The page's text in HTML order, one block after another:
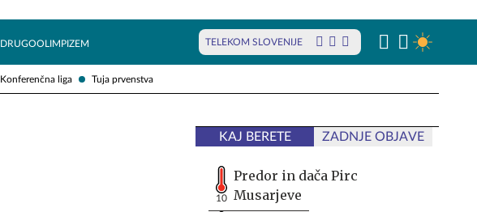
Konferenčna liga Tuja prvenstva
DRUGOOLIMPIZEM TELEKOM SLOVENIJE
KAJ BERETE ZADNJE OBJAVE
10
Predor in dača Pirc
Musarjeve